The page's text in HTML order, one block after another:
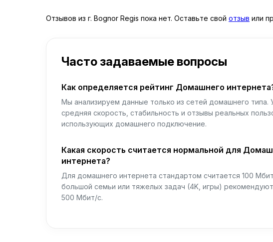
Отзывов из г. Bognor Regis пока нет. Оставьте свой отзыв или
Часто задаваемые вопросы
Как определяется рейтинг Домашнего
Мы анализируем данные только из сетей домашнего типа.
средняя скорость, стабильность и отзывы реальных
использующих домашнего подключение.
Какая скорость считается нормальной для
интернета?
Для домашнего интернета стандартом считается 100
большой семьи или тяжелых задач (4K, игры)
500 Мбит/с.